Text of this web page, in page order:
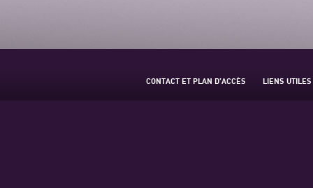
CONTACT ET PLAN D’ACCÈS LIENS UTILES